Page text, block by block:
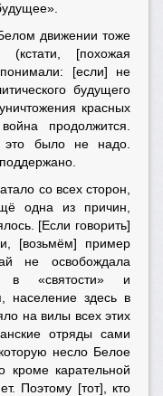
движении тоже
(кстати, [похожая
[если] не
будущего
красных
продолжится.
было не надо.
со всех сторон,
одна из причин,
[Если говорить]
[возьмём] пример
не освобождала
в «святости» и
население здесь в
на вилы всех этих
отряды сами
несло Белое
кроме карательной
Поэтому [тот], кто